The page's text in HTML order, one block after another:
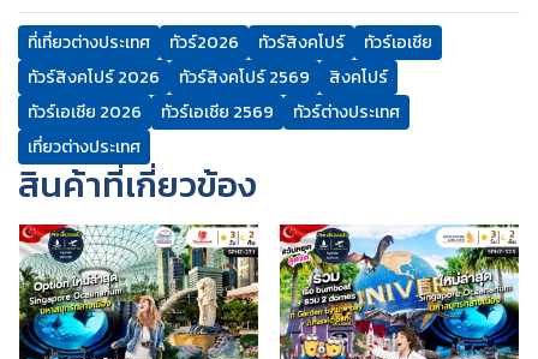
ที่เที่ยวต่างประเทศ ทัวร์2026 ทัวร์สิงคโปร์
ทัวร์เอเชีย
ทัวร์สิงคโปร์ 2026
ทัวร์สิงคโปร์ 2569
สิงคโปร์
ทัวร์เอเชีย 2026
ทัวร์เอเชีย 2569
ทัวร์ต่างประเทศ
เที่ยวต่างประเทศ
สินค้าที่เกี่ยวข้อง